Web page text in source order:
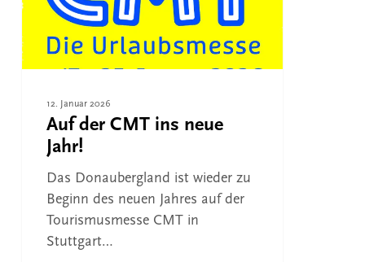
Jahr!
12. Januar 2026
Auf der CMT ins neue
Jahr!
Das Donaubergland ist wieder zu
Beginn des neuen Jahres auf der
Tourismusmesse CMT in
Stuttgart…